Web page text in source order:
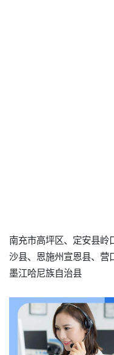
南充市高坪区、定安县
沙县、恩施州宣恩县、
墨江哈尼族自治县